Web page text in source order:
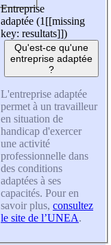
Entreprise
adaptée (1 [[missing
key: resultats]])
Qu'est-ce qu'une
entreprise adaptée
?
L'entreprise adaptée
permet à un travailleur
en situation de
handicap d'exercer
une activité
professionnelle dans
des conditions
adaptées à ses
capacités. Pour en
savoir plus, consultez
le site de l’UNEA.